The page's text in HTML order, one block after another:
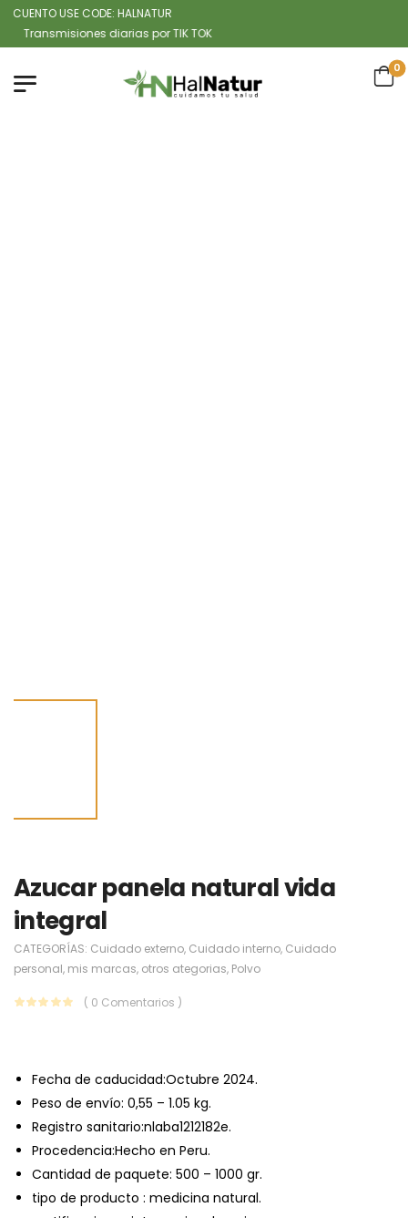
USE CODE: HALNATUR
diarias por TIK TOK
0
Azucar panela natural vida
integral
CATEGORÍAS: Cuidado externo, Cuidado interno, Cuidado
personal, mis marcas, otros ategorias, Polvo
( 0 Comentarios )
Fecha de caducidad:Octubre 2024.
Peso de envío: 0,55 – 1.05 kg.
Registro sanitario:nlaba1212182e.
Procedencia:Hecho en Peru.
Cantidad de paquete: 500 – 1000 gr.
tipo de producto : medicina natural.